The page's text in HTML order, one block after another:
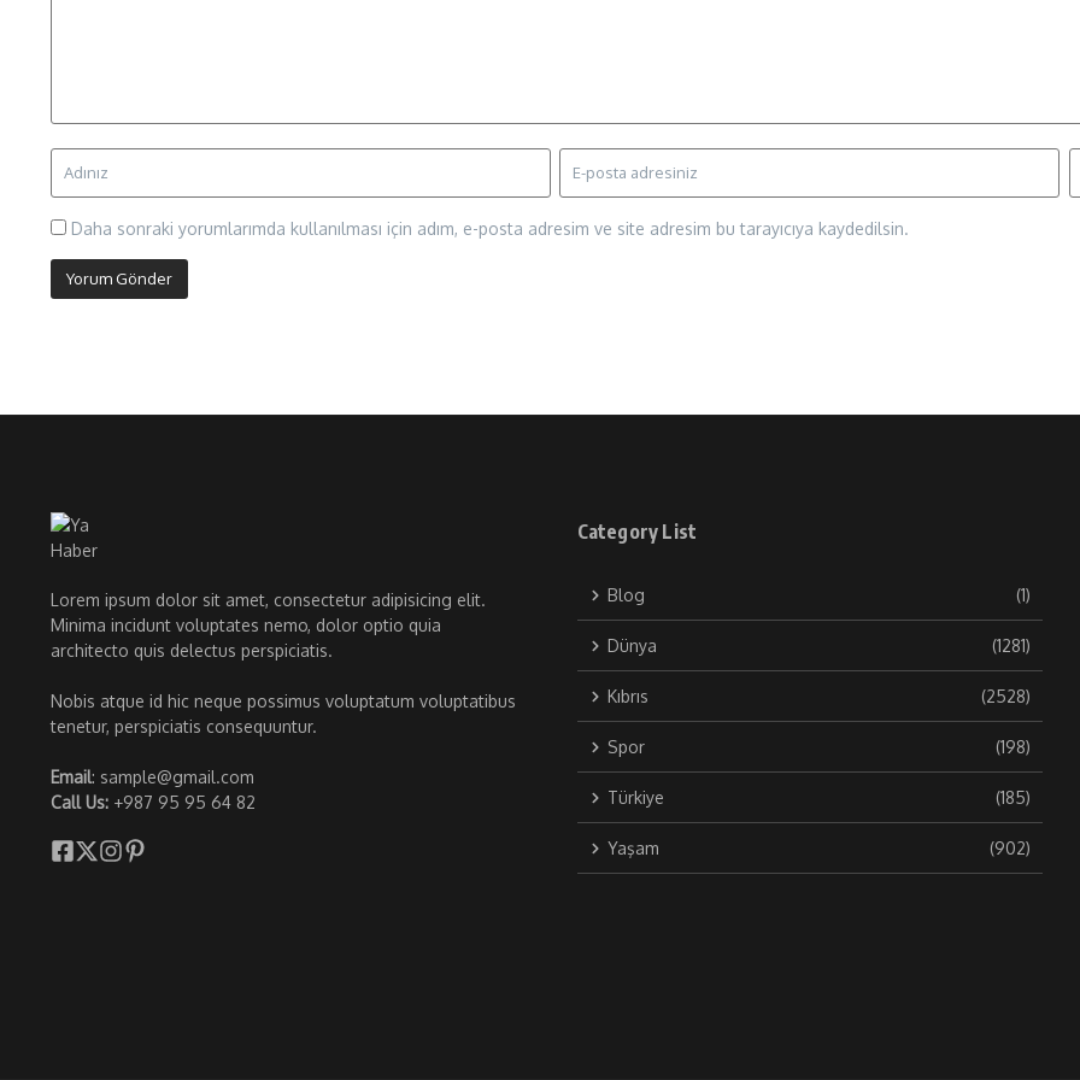
Daha sonraki yorumlarımda kullanılması için adım, e-posta adresim ve site adresim bu tarayıcıya kaydedilsin.
Lorem ipsum dolor sit amet, consectetur adipisicing elit.
Minima incidunt voluptates nemo, dolor optio quia
architecto quis delectus perspiciatis.
Nobis atque id hic neque possimus voluptatum voluptatibus
tenetur, perspiciatis consequuntur.
Email: sample@gmail.com
Call Us: +987 95 95 64 82
Category List
Blog (1)
Dünya (1281)
Kıbrıs (2528)
Spor (198)
Türkiye (185)
Yaşam (902)